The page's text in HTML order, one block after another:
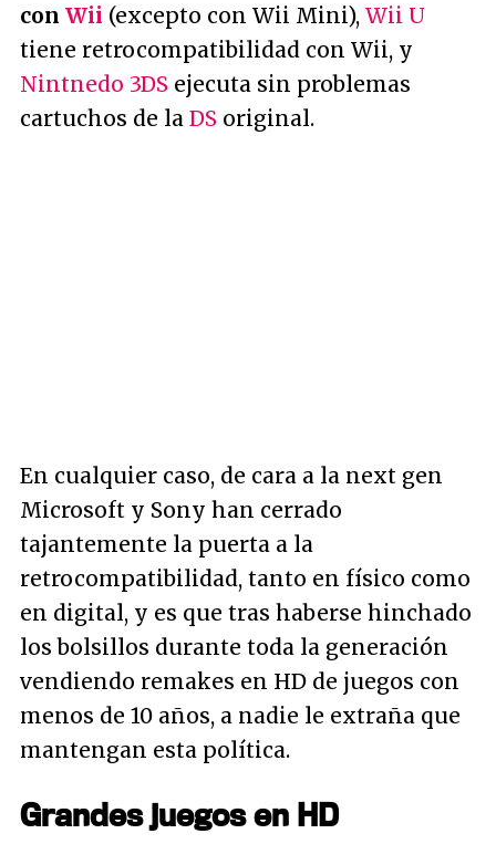
con Wii (excepto con Wii Mini), Wii U
tiene retrocompatibilidad con Wii, y
Nintnedo 3DS ejecuta sin problemas
cartuchos de la DS original.
En cualquier caso, de cara a la next gen
Microsoft y Sony han cerrado
tajantemente la puerta a la
retrocompatibilidad, tanto en físico como
en digital, y es que tras haberse hinchado
los bolsillos durante toda la generación
vendiendo remakes en HD de juegos con
menos de 10 años, a nadie le extraña que
mantengan esta política.
Grandes juegos en HD